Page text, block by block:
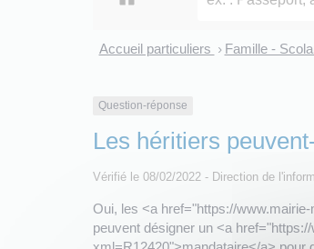
Accueil particuliers > Famille -
Question-réponse
Les héritiers
Vérifié le 08/02/2022 - Direction de
Oui, les <a href="https://
peuvent désigner un <a